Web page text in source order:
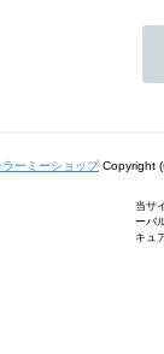
ラーミーショップCopyright
当サ
ーバ
キュ